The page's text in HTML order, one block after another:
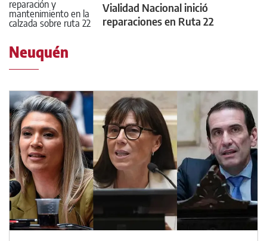
Vialidad Nacional inició
reparaciones en Ruta 22
Neuquén